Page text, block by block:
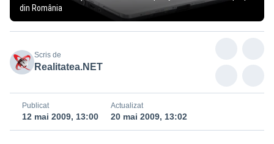
din România
Scris de
Realitatea.NET
Publicat
12 mai 2009, 13:00
Actualizat
20 mai 2009, 13:02